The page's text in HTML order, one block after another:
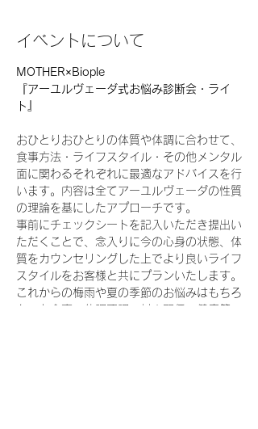
イベントについて
MOTHER×Biople
『アーユルヴェーダ式お悩み診断会・ライ
ト』
おひとりおひとりの体質や体調に合わせて、
食事方法・ライフスタイル・その他メンタル
面に関わるそれぞれに最適なアドバイスを行
います。内容は全てアーユルヴェーダの性質
の理論を基にしたアプローチです。
事前にチェックシートを記入いただき提出い
ただくことで、念入りに今の心身の状態、体
質をカウンセリングした上でより良いライフ
スタイルをお客様と共にプランいたします。
これからの梅雨や夏の季節のお悩みはもちろ